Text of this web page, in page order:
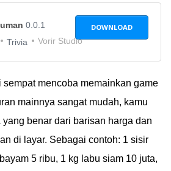
0.0.1
Trivia Vorir Studio
DOWNLOAD
mencoba memainkan game
mainnya sangat mudah, kamu
benar dari barisan harga dan
di layar. Sebagai contoh: 1 sisir
5 ribu, 1 kg labu siam 10 juta,